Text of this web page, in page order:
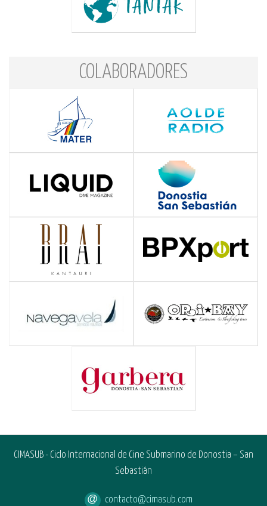
COLABORADORES
CIMASUB - Ciclo Internacional de Cine Submarino de Donostia – San
Sebastián
contacto@cimasub.com